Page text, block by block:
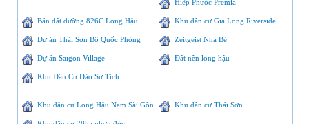
Hiệp Phước Premia
Bán đất đường 826C Long Hậu Khu dân cư Gia Long Riverside
Dự án Thái Sơn Bộ Quốc Phòng Zeitgeist Nhà Bè
Dự án Saigon Village Đất nền long hậu
Khu Dân Cư Đào Sư Tích
Khu dân cư Long Hậu Nam Sài Gòn Khu dân cư Thái Sơn